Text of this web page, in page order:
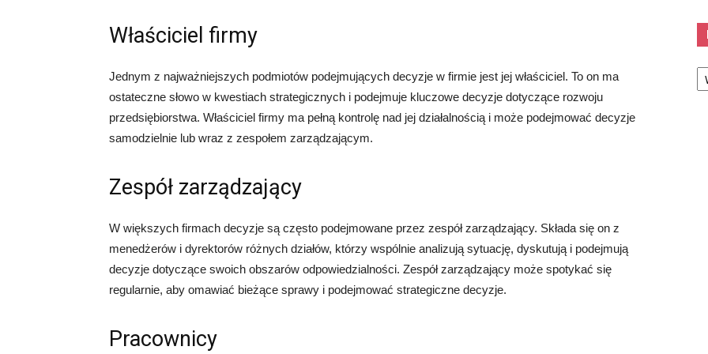
Właściciel firmy
Jednym z najważniejszych podmiotów podejmujących decyzje w firmie jest jej właściciel. To on ma
ostateczne słowo w kwestiach strategicznych i podejmuje kluczowe decyzje dotyczące rozwoju
przedsiębiorstwa. Właściciel firmy ma pełną kontrolę nad jej działalnością i może podejmować decyzje
samodzielnie lub wraz z zespołem zarządzającym.
Zespół zarządzający
W większych firmach decyzje są często podejmowane przez zespół zarządzający. Składa się on z
menedżerów i dyrektorów różnych działów, którzy wspólnie analizują sytuację, dyskutują i podejmują
decyzje dotyczące swoich obszarów odpowiedzialności. Zespół zarządzający może spotykać się
regularnie, aby omawiać bieżące sprawy i podejmować strategiczne decyzje.
Pracownicy